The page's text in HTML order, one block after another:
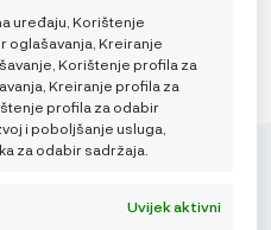
uređaju, Korištenje
oglašavanja, Kreiranje
Korištenje profila za
Kreiranje profila za
profila za odabir
i poboljšanje usluga,
za odabir sadržaja.
Uvijek aktivni